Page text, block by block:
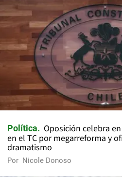
Política
Oposición celebra
en el TC por megarreforma y
dramatismo
Por Nicole Donoso